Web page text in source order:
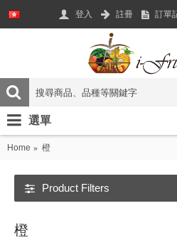
登入 註冊 訂單
選單
Home 橙
Product Filters
橙